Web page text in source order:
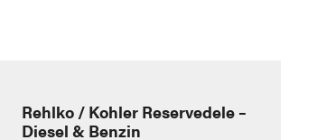
Rehlko / Kohler Reservedele –
Diesel & Benzin